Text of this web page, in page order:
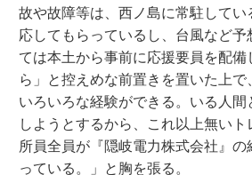
故や故障等は、西ノ島に常駐してい
応してもらっているし、台風など予
ては本土から事前に応援要員を配
ら」と控えめな前置きを置いた上で
いろいろな経験ができる。いる人
しようとするから、これ以上無いト
所員全員が『隠岐電力株式会社』
っている。」と胸を張る。